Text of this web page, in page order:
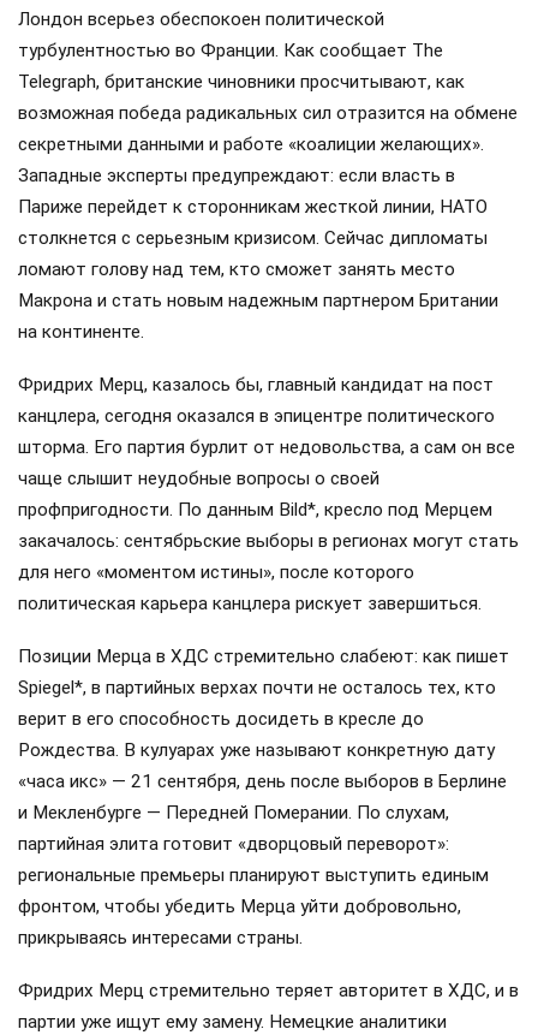
Лондон всерьез обеспокоен политической
турбулентностью во Франции. Как сообщает The
Telegraph, британские чиновники просчитывают, как
возможная победа радикальных сил отразится на обмене
секретными данными и работе «коалиции желающих».
Западные эксперты предупреждают: если власть в
Париже перейдет к сторонникам жесткой линии, НАТО
столкнется с серьезным кризисом. Сейчас дипломаты
ломают голову над тем, кто сможет занять место
Макрона и стать новым надежным партнером Британии
на континенте.
Фридрих Мерц, казалось бы, главный кандидат на пост
канцлера, сегодня оказался в эпицентре политического
шторма. Его партия бурлит от недовольства, а сам он все
чаще слышит неудобные вопросы о своей
профпригодности. По данным Bild*, кресло под Мерцем
закачалось: сентябрьские выборы в регионах могут стать
для него «моментом истины», после которого
политическая карьера канцлера рискует завершиться.
Позиции Мерца в ХДС стремительно слабеют: как пишет
Spiegel*, в партийных верхах почти не осталось тех, кто
верит в его способность досидеть в кресле до
Рождества. В кулуарах уже называют конкретную дату
«часа икс» — 21 сентября, день после выборов в Берлине
и Мекленбурге — Передней Померании. По слухам,
партийная элита готовит «дворцовый переворот»:
региональные премьеры планируют выступить единым
фронтом, чтобы убедить Мерца уйти добровольно,
прикрываясь интересами страны.
Фридрих Мерц стремительно теряет авторитет в ХДС, и в
партии уже ищут ему замену. Немецкие аналитики